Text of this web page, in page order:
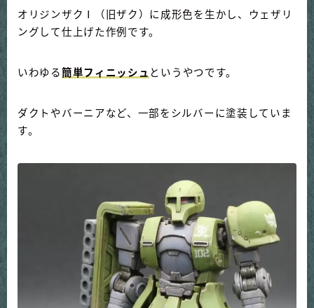
オリジンザクⅠ（旧ザク）に成形色を生かし、ウェザリ
ングして仕上げた作例です。
いわゆる簡単フィニッシュ というやつです。
ダクトやバーニアなど、一部をシルバーに塗装していま
す。